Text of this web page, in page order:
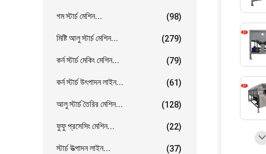
গম স্টার্চ মেশিন... (98)
মিষ্টি আলু স্টার্চ মেশিন... (279)
কর্ন স্টার্চ মেকিং মেশিন... (79)
কর্ন স্টার্চ উৎপাদন লাইন... (61)
আলু স্টার্চ তৈরির মেশিন... (128)
ফুফু প্রসেসিং মেশিন... (22)
স্টার্চ উত্পাদন লাইন... (37)